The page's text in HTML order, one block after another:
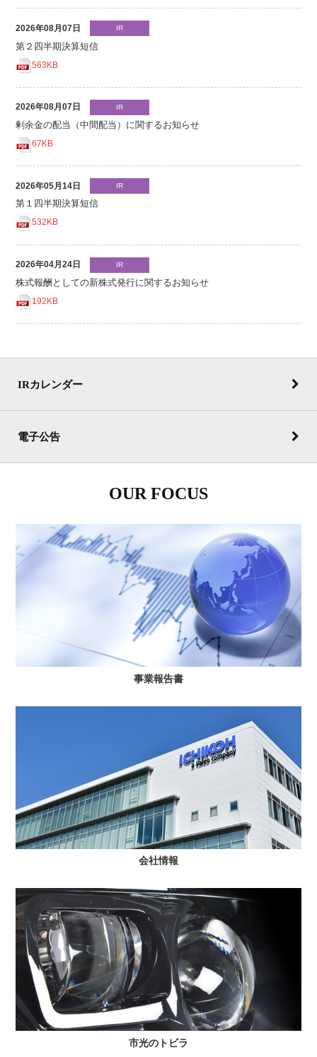
2026年08月07日 IR
第２四半期決算短信
563KB
2026年08月07日 IR
剰余金の配当（中間配当）に関するお知らせ
67KB
2026年05月14日 IR
第１四半期決算短信
532KB
2026年04月24日 IR
株式報酬としての新株式発行に関するお知らせ
192KB
IRカレンダー
電子公告
OUR FOCUS
事業報告書
会社情報
市光のトビラ